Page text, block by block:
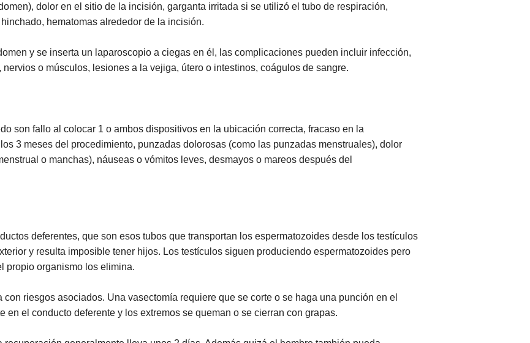
dolor en el sitio de la incisión, garganta irritada si se utilizó el tubo de respiración,
hematomas alrededor de la incisión.
y se inserta un laparoscopio a ciegas en él, las complicaciones pueden incluir infección,
o músculos, lesiones a la vejiga, útero o intestinos, coágulos de sangre.
son fallo al colocar 1 o ambos dispositivos en la ubicación correcta, fracaso en la
3 meses del procedimiento, punzadas dolorosas (como las punzadas menstruales), dolor
o manchas), náuseas o vómitos leves, desmayos o mareos después del
deferentes, que son esos tubos que transportan los espermatozoides desde los testículos
y resulta imposible tener hijos. Los testículos siguen produciendo espermatozoides pero
propio organismo los elimina.
riesgos asociados. Una vasectomía requiere que se corte o se haga una punción en el
en el conducto deferente y los extremos se queman o se cierran con grapas.